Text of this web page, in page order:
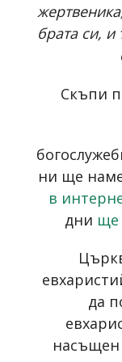
брата си, и
Скъпи
ни ще
в
дни ще
да
насъщен